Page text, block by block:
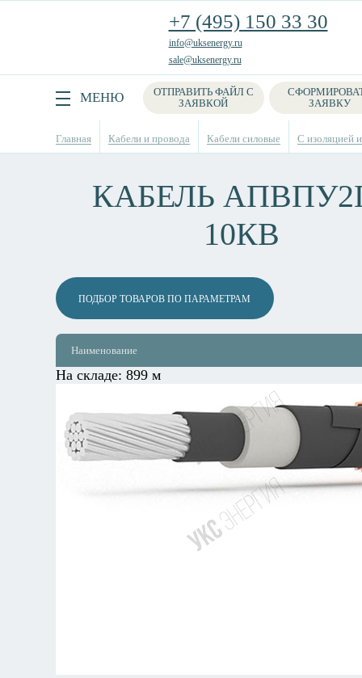
+7 (495) 150 33 30
info@uksenergy.ru
sale@uksenergy.ru
МЕНЮ
ОТПРАВИТЬ ФАЙЛ С
ЗАЯВКОЙ
ЗАЯВКУ
Поиск
Главная Кабели и провода Кабели силовые С изоляцией
КАБЕЛЬ
10КВ
ПОДБОР ТОВАРОВ ПО ПАРАМЕТРАМ
Наименование
На складе: 899 м